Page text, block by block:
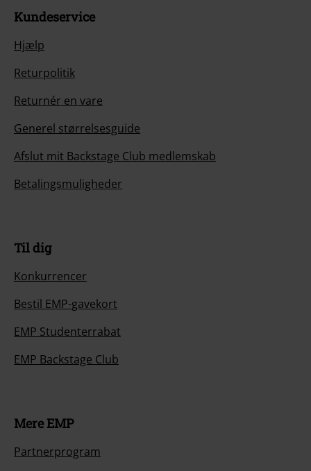
Kundeservice
Hjælp
Returpolitik
Returnér en vare
Generel størrelsesguide
Afslut mit Backstage Club medlemskab
Betalingsmuligheder
Til dig
Konkurrencer
Bestil EMP-gavekort
EMP Studenterrabat
EMP Backstage Club
Mere EMP
Partnerprogram